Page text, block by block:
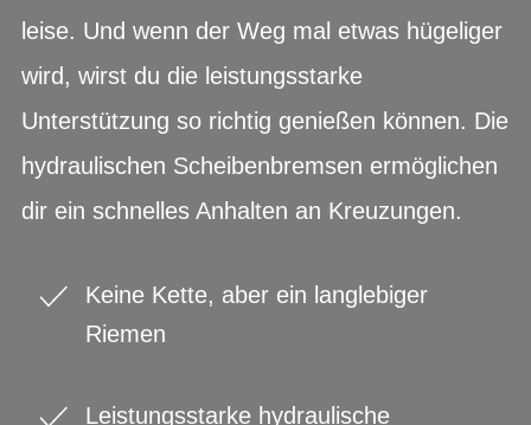
leise. Und wenn der Weg mal etwas hügeliger
wird, wirst du die leistungsstarke
Unterstützung so richtig genießen können. Die
hydraulischen Scheibenbremsen ermöglichen
dir ein schnelles Anhalten an Kreuzungen.
Keine Kette, aber ein langlebiger
Riemen
Leistungsstarke hydraulische